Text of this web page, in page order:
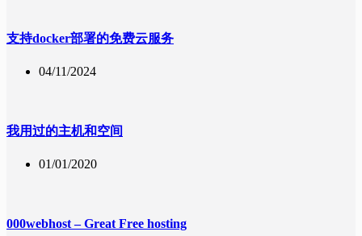
支持docker部署的免费云服务
04/11/2024
我用过的主机和空间
01/01/2020
000webhost – Great Free hosting